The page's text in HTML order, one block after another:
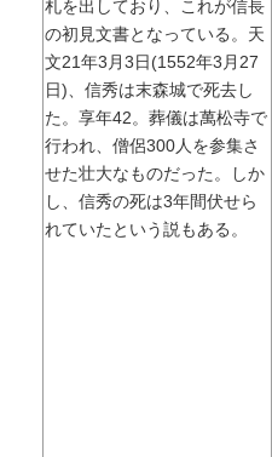
札を出しており、これが信長
の初見文書となっている。天
文21年3月3日(1552年3月27
日)、信秀は末森城で死去し
た。享年42。葬儀は萬松寺で
行われ、僧侶300人を参集さ
せた壮大なものだった。しか
し、信秀の死は3年間伏せら
れていたという説もある。